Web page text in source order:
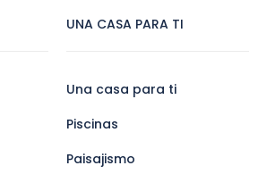
UNA CASA PARA TI
Una casa para ti
Piscinas
Paisajismo